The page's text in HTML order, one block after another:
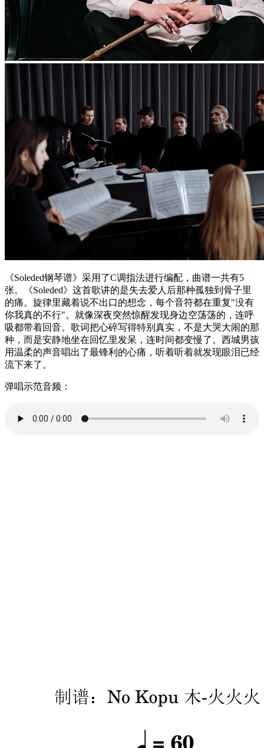
《Soleded钢琴谱》采用了C调指法进行编配，曲谱一共有5
张。《Soleded》这首歌讲的是失去爱人后那种孤独到骨子里
的痛。旋律里藏着说不出口的想念，每个音符都在重复"没有
你我真的不行"。就像深夜突然惊醒发现身边空荡荡的，连呼
吸都带着回音。歌词把心碎写得特别真实，不是大哭大闹的那
种，而是安静地坐在回忆里发呆，连时间都变慢了。西城男孩
用温柔的声音唱出了最锋利的心痛，听着听着就发现眼泪已经
流下来了。
弹唱示范音频：